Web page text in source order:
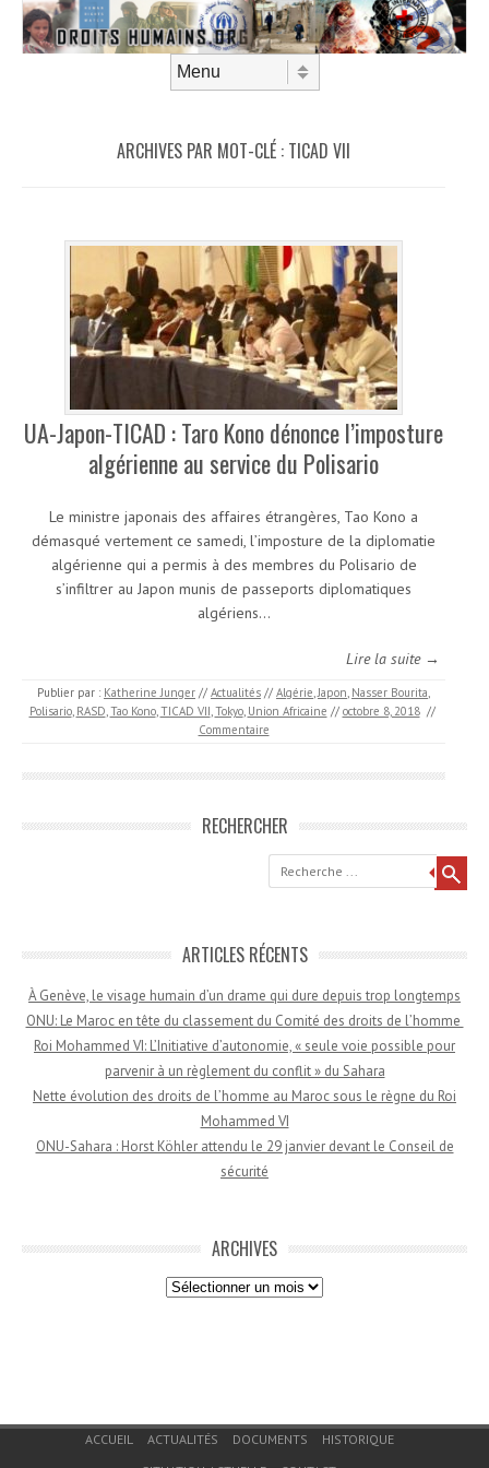
ARCHIVES PAR MOT-CLÉ : TICAD VII
UA-Japon-TICAD : Taro Kono dénonce l’imposture
algérienne au service du Polisario
Le ministre japonais des affaires étrangères, Tao Kono a
démasqué vertement ce samedi, l’imposture de la diplomatie
algérienne qui a permis à des membres du Polisario de
s’infiltrer au Japon munis de passeports diplomatiques
algériens…
Lire la suite →
Publier par : Katherine Junger // Actualités // Algérie,Japon, Nasser Bourita,
Polisario, RASD,Tao Kono,TICAD VII,Tokyo, Union Africaine // octobre 8, 2018 //
Commentaire
RECHERCHER
Recherche
ARTICLES RÉCENTS
À Genève, le visage humain d’un drame qui dure depuis trop longtemps
ONU: Le Maroc en tête du classement du Comité des droits de l’homme
Roi Mohammed VI: L’Initiative d’autonomie, « seule voie possible pour
parvenir à un règlement du conflit » du Sahara
Nette évolution des droits de l’homme au Maroc sous le règne du Roi
Mohammed VI
ONU-Sahara : Horst Köhler attendu le 29 janvier devant le Conseil de
sécurité
ARCHIVES
Archives
Menu du bas de page
ACCUEIL ACTUALITÉS DOCUMENTS
HISTORIQUE